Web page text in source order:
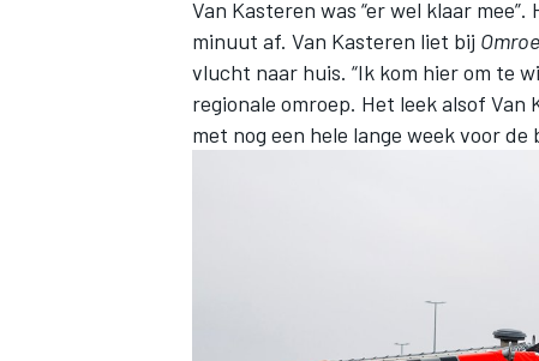
Van Kasteren was “er wel klaar
minuut af. Van Kasteren liet bij
vlucht naar huis. “Ik kom hier om te
regionale omroep. Het leek alsof
met nog een hele lange week voor de